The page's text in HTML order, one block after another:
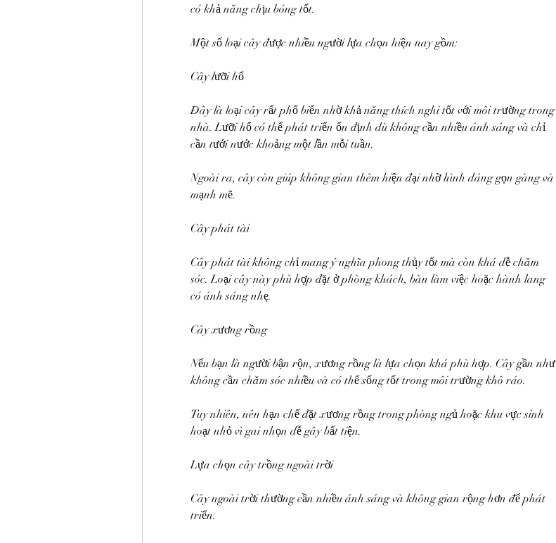
có khả năng chịu bóng tốt.
Một số loại cây được nhiều người lựa chọn hiện nay gồm:
Cây lưỡi hổ
Đây là loại cây rất phổ biến nhờ khả năng thích nghi tốt với môi trường trong
nhà. Lưỡi hổ có thể phát triển ổn định dù không cần nhiều ánh sáng và chỉ
cần tưới nước khoảng một lần mỗi tuần.
Ngoài ra, cây còn giúp không gian thêm hiện đại nhờ hình dáng gọn gàng và
mạnh mẽ.
Cây phát tài
Cây phát tài không chỉ mang ý nghĩa phong thủy tốt mà còn khá dễ chăm
sóc. Loại cây này phù hợp đặt ở phòng khách, bàn làm việc hoặc hành lang
có ánh sáng nhẹ.
Cây xương rồng
Nếu bạn là người bận rộn, xương rồng là lựa chọn khá phù hợp. Cây gần như
không cần chăm sóc nhiều và có thể sống tốt trong môi trường khô ráo.
Tuy nhiên, nên hạn chế đặt xương rồng trong phòng ngủ hoặc khu vực sinh
hoạt nhỏ vì gai nhọn dễ gây bất tiện.
Lựa chọn cây trồng ngoài trời
Cây ngoài trời thường cần nhiều ánh sáng và không gian rộng hơn để phát
triển.